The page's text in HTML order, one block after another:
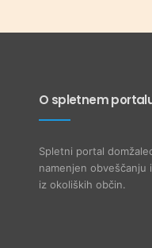
O spletnem
Spletni portal
namenjen
iz okoliških občin.